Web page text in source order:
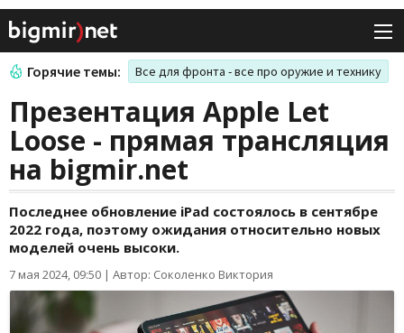
Горячие темы: Все для фронта - все про оружие и технику
Презентация Apple Let
Loose - прямая трансляция
на bigmir.net
Последнее обновление iPad состоялось в сентябре
2022 года, поэтому ожидания относительно новых
моделей очень высоки.
7 мая 2024, 09:50 | Автор: Соколенко Виктория